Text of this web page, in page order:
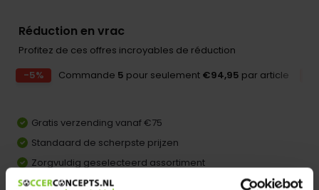
Réduction en vrac
Profitez de ces offres incroyables de réduction
-5%
Commande 5 pour seulement €94,95 par article
Gratis verzending vanaf €75
Standaard de scherpste prijzen
Zorgvuldig geselecteerd assortiment
Achteraf betalen mogelijk